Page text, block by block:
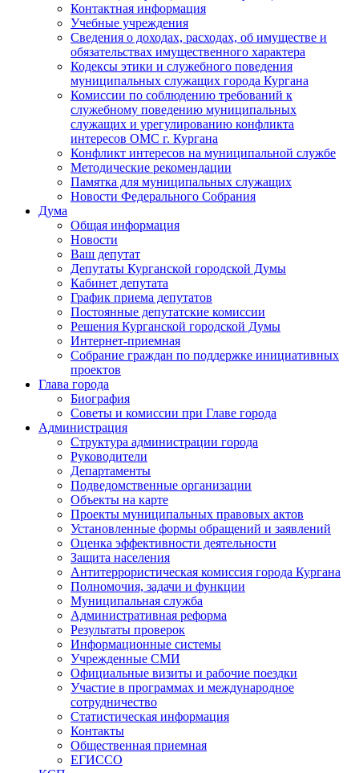
Контактная информация
Учебные учреждения
Сведения о доходах, расходах, об имуществе и
обязательствах имущественного характера
Кодексы этики и служебного поведения
муниципальных служащих города Кургана
Комиссии по соблюдению требований к
служебному поведению муниципальных
служащих и урегулированию конфликта
интересов ОМС г. Кургана
Конфликт интересов на муниципальной службе
Методические рекомендации
Памятка для муниципальных служащих
Новости Федерального Cобрания
Дума
Общая информация
Новости
Ваш депутат
Депутаты Курганской городской Думы
Кабинет депутата
График приема депутатов
Постоянные депутатские комиссии
Решения Курганской городской Думы
Интернет-приемная
Собрание граждан по поддержке инициативных
проектов
Глава города
Биография
Советы и комиссии при Главе города
Администрация
Структура администрации города
Руководители
Департаменты
Подведомственные организации
Объекты на карте
Проекты муниципальных правовых актов
Установленные формы обращений и заявлений
Оценка эффективности деятельности
Защита населения
Антитеррористическая комиссия города Кургана
Полномочия, задачи и функции
Муниципальная служба
Административная реформа
Результаты проверок
Информационные системы
Учрежденные СМИ
Официальные визиты и рабочие поездки
Участие в программах и международное
сотрудничество
Статистическая информация
Контакты
Общественная приемная
ЕГИССО